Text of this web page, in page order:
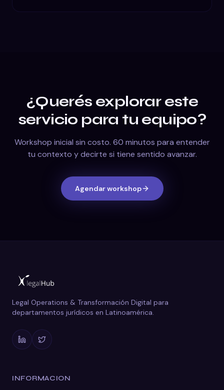
¿Querés explorar este
servicio para tu equipo?
Workshop inicial sin costo. 60 minutos para entender
tu contexto y decirte si tiene sentido avanzar.
Agendar workshop
Legal Operations & Transformación Digital para
departamentos jurídicos en Latinoamérica.
INFORMACION